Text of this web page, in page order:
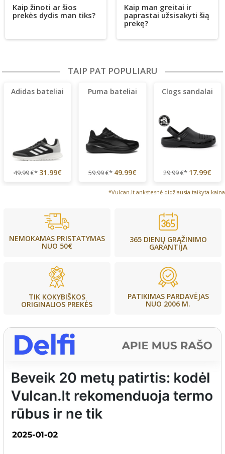
Kaip žinoti ar šios
prekės dydis man tiks?
Kaip man greitai ir
paprastai užsisakyti šią
prekę?
TAIP PAT POPULIARU
Adidas bateliai
49.99€* 31.99€
Puma bateliai
59.99€* 49.99€
Clogs sandalai
29.99€* 17.99€
*Vulcan.lt ankstesnė didžiausia taikyta kaina
NEMOKAMAS PRISTATYMAS
NUO 50€
365 DIENŲ GRĄŽINIMO
GARANTIJA
TIK KOKYBIŠKOS
ORIGINALIOS PREKĖS
PATIKIMAS PARDAVĖJAS
NUO 2006 M.